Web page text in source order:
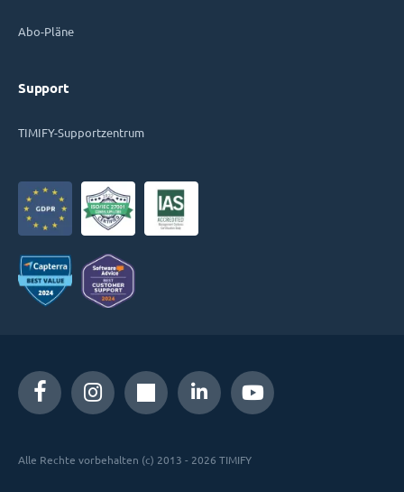
Abo-Pläne
Support
TIMIFY-Supportzentrum
Alle Rechte vorbehalten (c) 2013 - 2026 TIMIFY